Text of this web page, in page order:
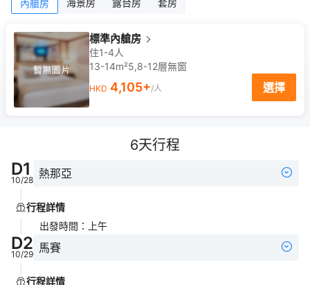
內艙房 海景房 露台房 套房
標準內艙房
住1-4人
13-14m²5,8-12層無窗
HKD 4,105+/人 選擇
6天行程
D1
10/28 熱那亞
行程詳情
出發時間 ： 上午
D2
10/29 馬賽
行程詳情